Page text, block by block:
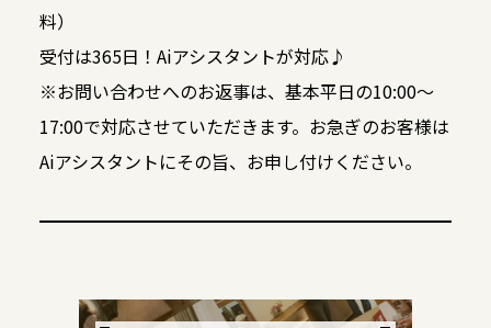
料）
受付は365日！Aiアシスタントが対応♪
※お問い合わせへのお返事は、基本平日の10:00～
17:00で対応させていただきます。お急ぎのお客様は
Aiアシスタントにその旨、お申し付けください。